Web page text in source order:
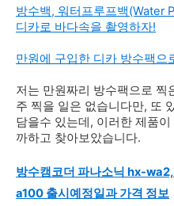
방수백, 워터프루프백(Water
디카로 바다속을 촬영하자!
만원에 구입한 디카 방수팩으
저는 만원짜리 방수팩으로 찍
주 찍을 일은 없습니다만, 또
담을수 있는데, 이러한 제품
까하고 찾아보았습니다.
방수캠코더 파나소닉 hx-
a100 출시예정일과 가격 정보